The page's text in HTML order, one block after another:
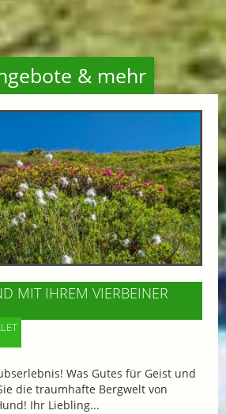
& mehr
MIT IHREM VIERBEINER
Was Gutes für Geist und
die traumhafte Bergwelt von
Ihr Liebling...